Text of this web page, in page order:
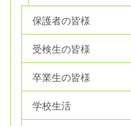
保護者の皆様
受検生の皆様
卒業生の皆様
学校生活